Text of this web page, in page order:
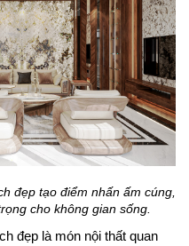
đẹp tạo điểm nhấn ấm cúng,
cho không gian sống.
đẹp là món nội thất quan